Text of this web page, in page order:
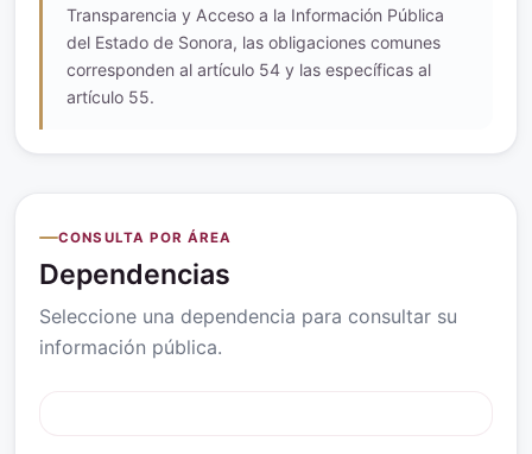
Transparencia y Acceso a la Información Pública
del Estado de Sonora, las obligaciones comunes
corresponden al artículo 54 y las específicas al
artículo 55.
CONSULTA POR ÁREA
Dependencias
Seleccione una dependencia para consultar su
información pública.